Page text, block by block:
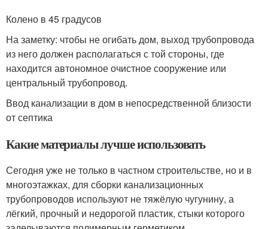
Колено в 45 градусов
На заметку: чтобы не огибать дом, выход трубопровода
из него должен располагаться с той стороны, где
находится автономное очистное сооружение или
центральный трубопровод.
Ввод канализации в дом в непосредственной близости
от септика
Какие материалы лучше использовать
Сегодня уже не только в частном строительстве, но и в
многоэтажках, для сборки канализационных
трубопроводов используют не тяжёлую чугунину, а
лёгкий, прочный и недорогой пластик, стыки которого